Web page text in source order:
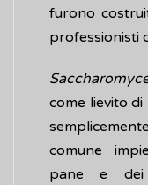
furono
professionisti
come lievito
comune
pane e dei